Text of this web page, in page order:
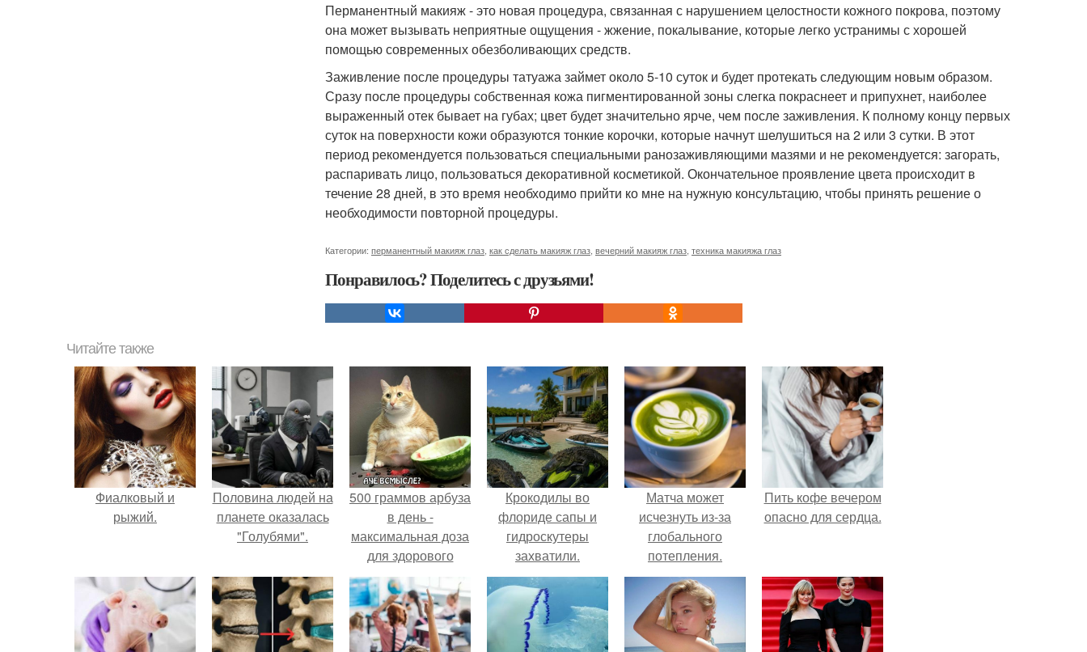
Перманентный макияж - это новая процедура, связанная с нарушением целостности кожного покрова, поэтому
она может вызывать неприятные ощущения - жжение, покалывание, которые легко устранимы с хорошей
помощью современных обезболивающих средств.
Заживление после процедуры татуажа займет около 5-10 суток и будет протекать следующим новым образом.
Сразу после процедуры собственная кожа пигментированной зоны слегка покраснеет и припухнет, наиболее
выраженный отек бывает на губах; цвет будет значительно ярче, чем после заживления. К полному концу первых
суток на поверхности кожи образуются тонкие корочки, которые начнут шелушиться на 2 или 3 сутки. В этот
период рекомендуется пользоваться специальными ранозаживляющими мазями и не рекомендуется: загорать,
распаривать лицо, пользоваться декоративной косметикой. Окончательное проявление цвета происходит в
течение 28 дней, в это время необходимо прийти ко мне на нужную консультацию, чтобы принять решение о
необходимости повторной процедуры.
Категории: перманентный макияж глаз как сделать макияж глаз вечерний макияж глаз техника макияжа глаз
Понравилось? Поделитесь с друзьями!
Читайте также
Фиалковый и
рыжий.
Половина людей на
планете оказалась
"Голубями".
500 граммов арбуза
в день -
максимальная доза
для здорового
взрослого,
предупредили
врачи.
Крокодилы во
флориде сапы и
гидроскутеры
захватили.
Матча может
исчезнуть из-за
глобального
потепления.
Пить кофе вечером
опасно для сердца.